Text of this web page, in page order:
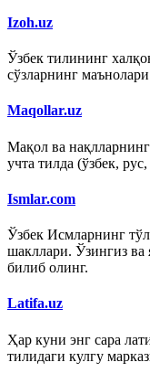
Izoh.uz
Ўзбек тилининг
сўзларнинг
Maqollar.uz
Мақол ва
учта тилда (ўзбек,
Ismlar.com
Ўзбек Исмларнинг
шакллари. Ўзингиз
билиб олинг.
Latifa.uz
Ҳар куни энг сара
тилидаги кулгу